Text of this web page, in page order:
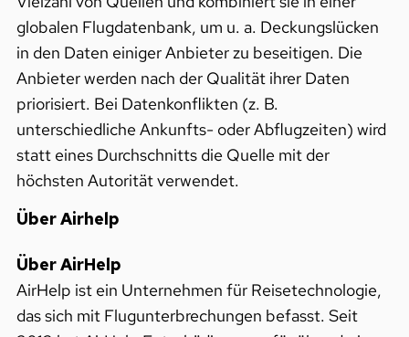
globalen Flugdatenbank, um u. a. Deckungslücken
in den Daten einiger Anbieter zu beseitigen. Die
Anbieter werden nach der Qualität ihrer Daten
priorisiert. Bei Datenkonflikten (z. B.
unterschiedliche Ankunfts- oder Abflugzeiten) wird
statt eines Durchschnitts die Quelle mit der
höchsten Autorität verwendet.
Über Airhelp
Über AirHelp
AirHelp ist ein Unternehmen für Reisetechnologie,
das sich mit Flugunterbrechungen befasst. Seit